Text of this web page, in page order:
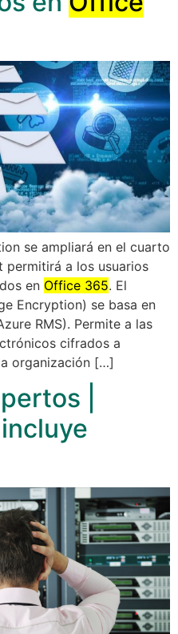
se ampliará en el cuarto
a los usuarios
en Office 365. El
Encryption) se basa en
RMS). Permite a las
cifrados a
organización […]
|